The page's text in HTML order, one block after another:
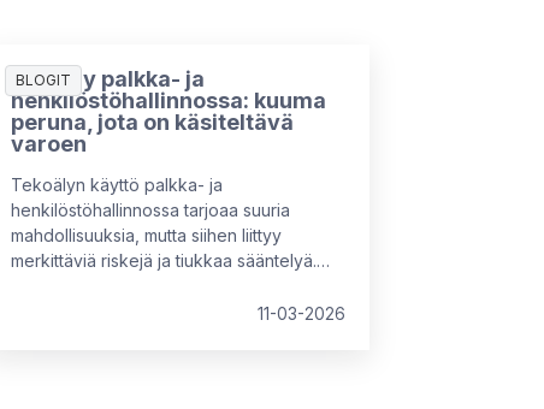
BLOGIT
Tekoäly palkka- ja
henkilöstöhallinnossa: kuuma
peruna, jota on käsiteltävä
varoen
Tekoälyn käyttö palkka- ja
henkilöstöhallinnossa tarjoaa suuria
mahdollisuuksia, mutta siihen liittyy
merkittäviä riskejä ja tiukkaa sääntelyä.
palkkajärjestelmät korkean riskin11-03-2026